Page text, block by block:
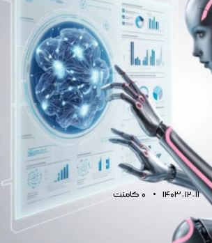
1403-12-11
0 کامنت